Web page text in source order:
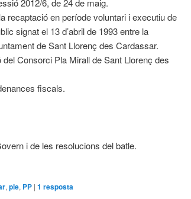
2012/6, de 24 de maig.
recaptació en període voluntari i executiu de
signat el 13 d’abril de 1993 entre la
de Sant Llorenç des Cardassar.
Consorci Pla Mirall de Sant Llorenç des
fiscals.
i de les resolucions del batle.
,ple, PP |1 resposta